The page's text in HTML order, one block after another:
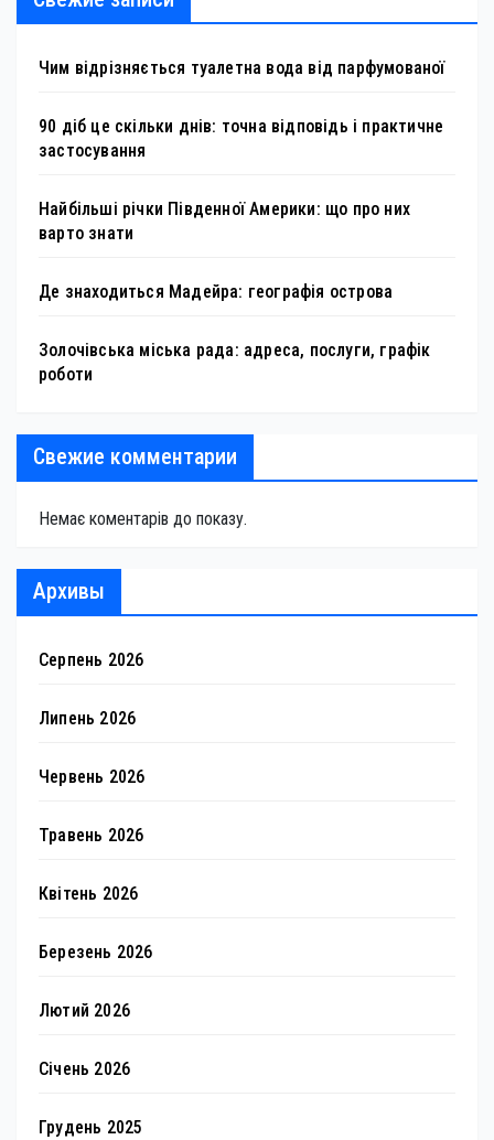
Чим відрізняється туалетна вода від парфумованої
90 діб це скільки днів: точна відповідь і практичне
застосування
Найбільші річки Південної Америки: що про них
варто знати
Де знаходиться Мадейра: географія острова
Золочівська міська рада: адреса, послуги, графік
роботи
Свежие комментарии
Немає коментарів до показу.
Архивы
Серпень 2026
Липень 2026
Червень 2026
Травень 2026
Квітень 2026
Березень 2026
Лютий 2026
Січень 2026
Грудень 2025